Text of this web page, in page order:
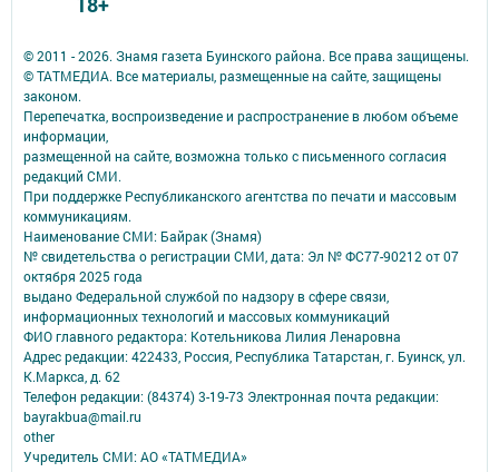
© 2011 - 2026. Знамя газета Буинского района. Все права защищены.
© ТАТМЕДИА. Все материалы, размещенные на сайте, защищены
законом.
Перепечатка, воспроизведение и распространение в любом объеме
информации,
размещенной на сайте, возможна только с письменного согласия
редакций СМИ.
При поддержке Республиканского агентства по печати и массовым
коммуникациям.
Наименование СМИ: Байрак (Знамя)
№ свидетельства о регистрации СМИ, дата: Эл № ФС77-90212 от 07
октября 2025 года
выдано Федеральной службой по надзору в сфере связи,
информационных технологий и массовых коммуникаций
ФИО главного редактора: Котельникова Лилия Ленаровна
Адрес редакции: 422433, Россия, Республика Татарстан, г. Буинск, ул.
К.Маркса, д. 62
Телефон редакции: (84374) 3-19-73 Электронная почта редакции:
bayrakbua@mail.ru
other
Учредитель СМИ: АО «ТАТМЕДИА»